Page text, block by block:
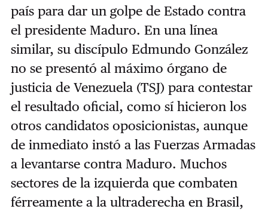
país para dar un golpe de Estado contra
el presidente Maduro. En una línea
similar, su discípulo Edmundo González
no se presentó al máximo órgano de
justicia de Venezuela (TSJ) para contestar
el resultado oficial, como sí hicieron los
otros candidatos oposicionistas, aunque
de inmediato instó a las Fuerzas Armadas
a levantarse contra Maduro. Muchos
sectores de la izquierda que combaten
férreamente a la ultraderecha en Brasil,